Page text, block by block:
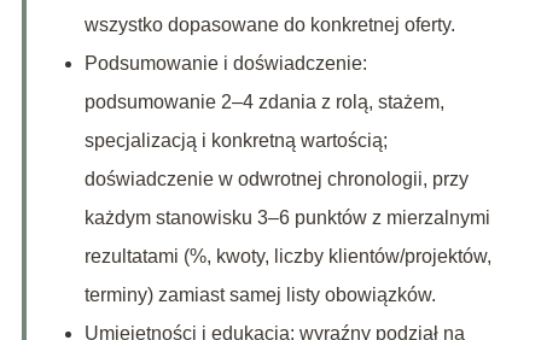
wszystko dopasowane do konkretnej oferty.
Podsumowanie i doświadczenie:
podsumowanie 2–4 zdania z rolą, stażem,
specjalizacją i konkretną wartością;
doświadczenie w odwrotnej chronologii, przy
każdym stanowisku 3–6 punktów z mierzalnymi
rezultatami (%, kwoty, liczby klientów/projektów,
terminy) zamiast samej listy obowiązków.
Umiejętności i edukacja: wyraźny podział na